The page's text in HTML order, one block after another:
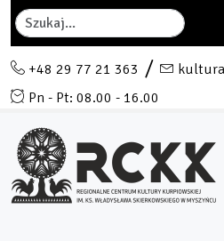
Szukaj
+48 29 77 21 363
Pn - Pt: 08.00 - 16.00